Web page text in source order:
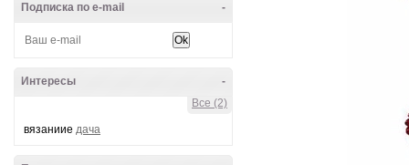
-
Подписка по e-mail
-
Интересы
Все (2)
вязаниие дача